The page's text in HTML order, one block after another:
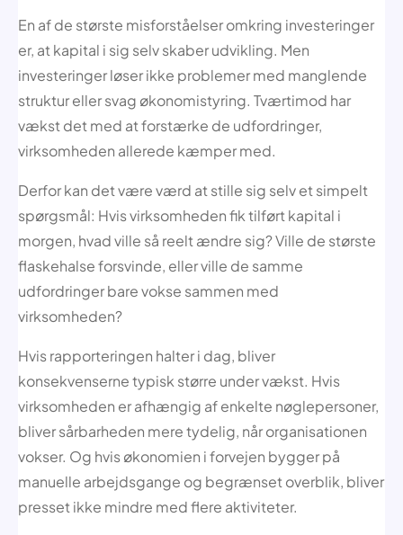
En af de største misforståelser omkring investeringer
er, at kapital i sig selv skaber udvikling. Men
investeringer løser ikke problemer med manglende
struktur eller svag økonomistyring. Tværtimod har
vækst det med at forstærke de udfordringer,
virksomheden allerede kæmper med.
Derfor kan det være værd at stille sig selv et simpelt
spørgsmål: Hvis virksomheden fik tilført kapital i
morgen, hvad ville så reelt ændre sig? Ville de største
flaskehalse forsvinde, eller ville de samme
udfordringer bare vokse sammen med
virksomheden?
Hvis rapporteringen halter i dag, bliver
konsekvenserne typisk større under vækst. Hvis
virksomheden er afhængig af enkelte nøglepersoner,
bliver sårbarheden mere tydelig, når organisationen
vokser. Og hvis økonomien i forvejen bygger på
manuelle arbejdsgange og begrænset overblik, bliver
presset ikke mindre med flere aktiviteter.